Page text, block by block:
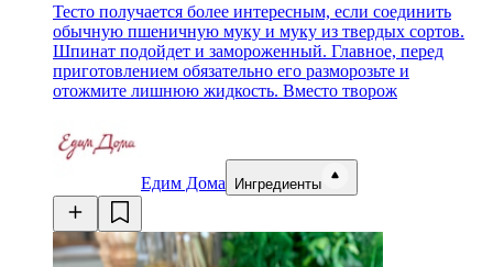
Тесто получается более интересным, если соединить
обычную пшеничную муку и муку из твердых сортов.
Шпинат подойдет и замороженный. Главное, перед
приготовлением обязательно его разморозьте и
отожмите лишнюю жидкость. Вместо творож
Едим Дома Ингредиенты